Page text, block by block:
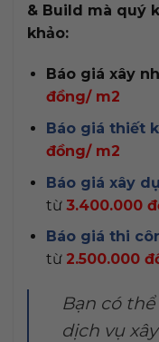
& Build mà quý
khảo:
Báo giá xây
đồng/ m2
Báo giá thiết
đồng/ m2
Báo giá xây
từ 3.400.000
Báo giá thi
từ 2.500.000
Bạn có
dịch vụ